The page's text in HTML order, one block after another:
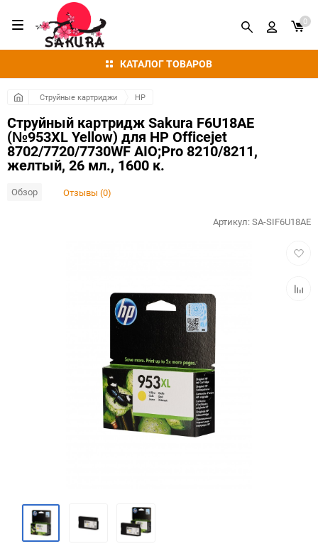
КАТАЛОГ ТОВАРОВ
0
Струйные картриджи HP
Струйный картридж Sakura F6U18AE
(№953XL Yellow) для HP Officejet
8702/7720/7730WF AIO;Pro 8210/8211,
желтый, 26 мл., 1600 к.
Обзор Отзывы (0)
Артикул:SA-SIF6U18AE